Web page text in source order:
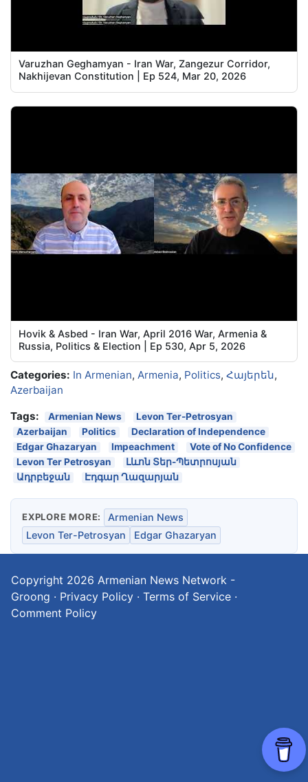
Varuzhan Geghamyan - Iran War, Zangezur Corridor,
Nakhijevan Constitution | Ep 524, Mar 20, 2026
Hovik & Asbed - Iran War, April 2016 War, Armenia &
Russia, Politics & Election | Ep 530, Apr 5, 2026
Categories: In Armenian, Armenia, Politics, Հայերեն,
Azerbaijan
Tags:
Armenian News
Levon Ter-Petrosyan
Azerbaijan
Politics
Declaration of Independence
Edgar Ghazaryan
Impeachment
Vote of No Confidence
Levon Ter Petrosyan
Լևոն Տեր-Պետրոսյան
Ադրբեջան
Էդգար Ղազարյան
EXPLORE MORE:
Armenian News
Levon Ter-Petrosyan
Edgar Ghazaryan
Copyright 2026 Armenian News Network -
Groong · Privacy Policy · Terms of Service ·
Comment Policy